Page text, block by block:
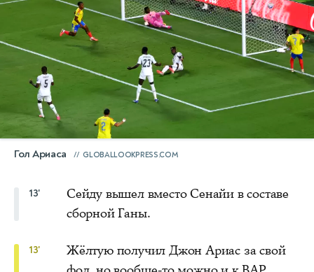
Гол Ариаса GLOBALLOOKPRESS.COM
13'
Сейду вышел вместо Сенайи в составе
сборной Ганы.
13'
Жёлтую получил Джон Ариас за свой